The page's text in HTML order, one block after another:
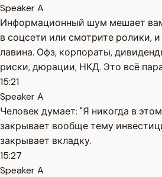
Speaker A
Информационный шум мешает
в соцсети или смотрите ролики,
лавина. Офз, корпораты,
риски, дюрации, НКД. Это всё
15:21
Speaker A
Человек думает: "Я никогда в
закрывает вообще тему
закрывает вкладку.
15:27
Speaker A